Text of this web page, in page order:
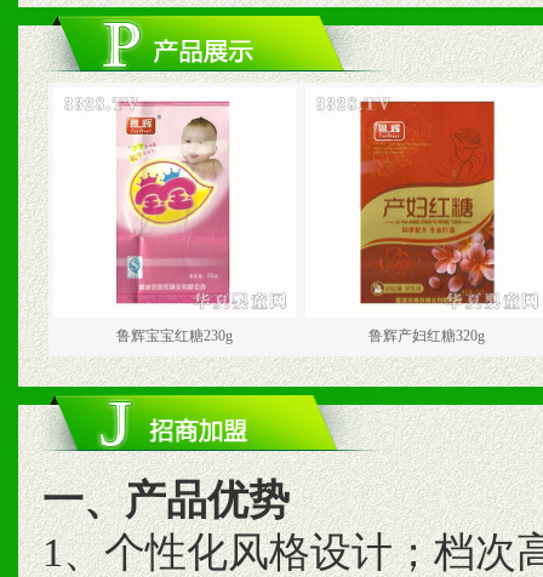
鲁辉宝宝红糖230g 鲁辉产妇红糖320g
一、产品优势
1、个性化风格设计；档次